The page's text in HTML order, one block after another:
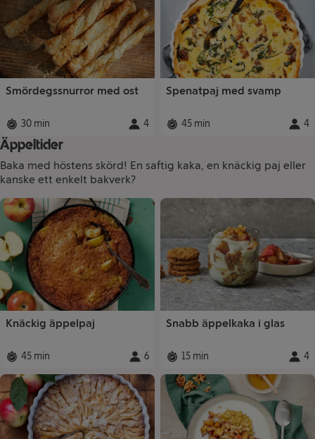
Smördegssnurror med ost
Total tid:
30 min Portioner:
4
Spenatpaj med svamp
Total tid:
45 min 4
Äppeltider
Baka med höstens skörd! En saftig kaka, en knäckig paj eller
kanske ett enkelt bakverk?
Recept
Knäckig äppelpaj
Total tid:
45 min Portioner:
6
Snabb äppelkaka i glas
Total tid:
15 min 4